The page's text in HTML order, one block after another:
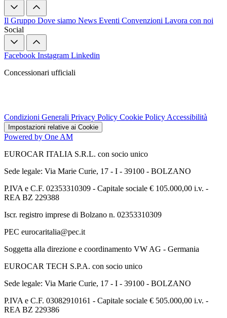
Il Gruppo Dove siamo News Eventi Convenzioni Lavora con noi
Social
Facebook Instagram Linkedin
Concessionari ufficiali
Condizioni Generali Privacy Policy Cookie Policy Accessibilità
Impostazioni relative ai Cookie
Powered by One AM
EUROCAR ITALIA S.R.L. con socio unico
Sede legale: Via Marie Curie, 17 - I - 39100 - BOLZANO
P.IVA e C.F. 02353310309 - Capitale sociale € 105.000,00 i.v. -
REA BZ 229388
Iscr. registro imprese di Bolzano n. 02353310309
PEC eurocaritalia@pec.it
Soggetta alla direzione e coordinamento VW AG - Germania
EUROCAR TECH S.P.A. con socio unico
Sede legale: Via Marie Curie, 17 - I - 39100 - BOLZANO
P.IVA e C.F. 03082910161 - Capitale sociale € 505.000,00 i.v. -
REA BZ 229386